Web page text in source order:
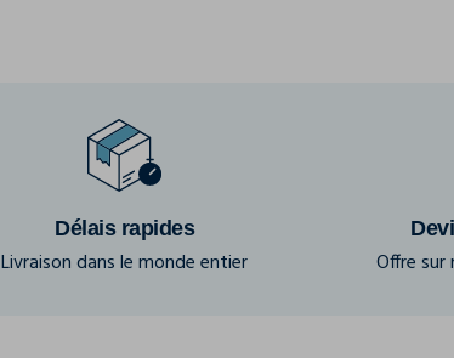
Délais rapides
Livraison dans le monde entier Offre sur